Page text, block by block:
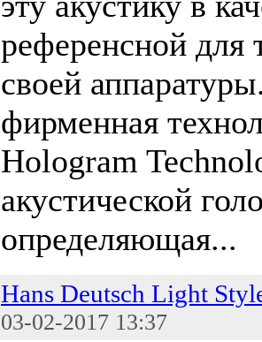
референсной для
своей
фирменная
Hologram
акустической
определяющая...
Hans Deutsch Light
03-02-2017 13:37